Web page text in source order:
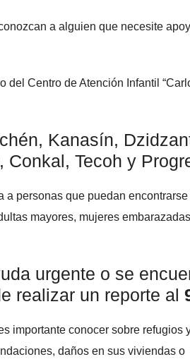
a alguien que necesite
del Centro de Atención Infantil
Kanasín,
Conkal, Tecoh y
a personas que puedan encontrarse
mayores, mujeres
urgente o se
realizar un reporte al
importante conocer sobre refugios
daños en sus viviendas o